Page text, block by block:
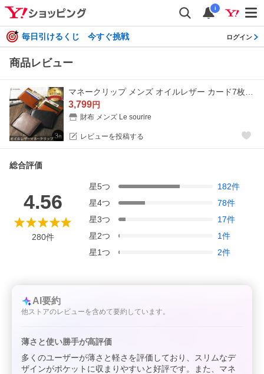
i
毎日引けるくじ 今すぐ挑戦 ログイン
商品レビュー
3,799円
財布 メンズ Le sourire
レビューを投稿する
総合評価
4.56
280件
星5つ 182件
星4つ 78件
星3つ 17件
星2つ 1件
星1つ 2件
AI要約
他ストアのレビューを含めて要約しています。
薄さと使い勝手が高評価
多くのユーザーが薄さと軽さを評価しており、スリムなデ
ザインがポケットに収まりやすいと好評です。また、マネ